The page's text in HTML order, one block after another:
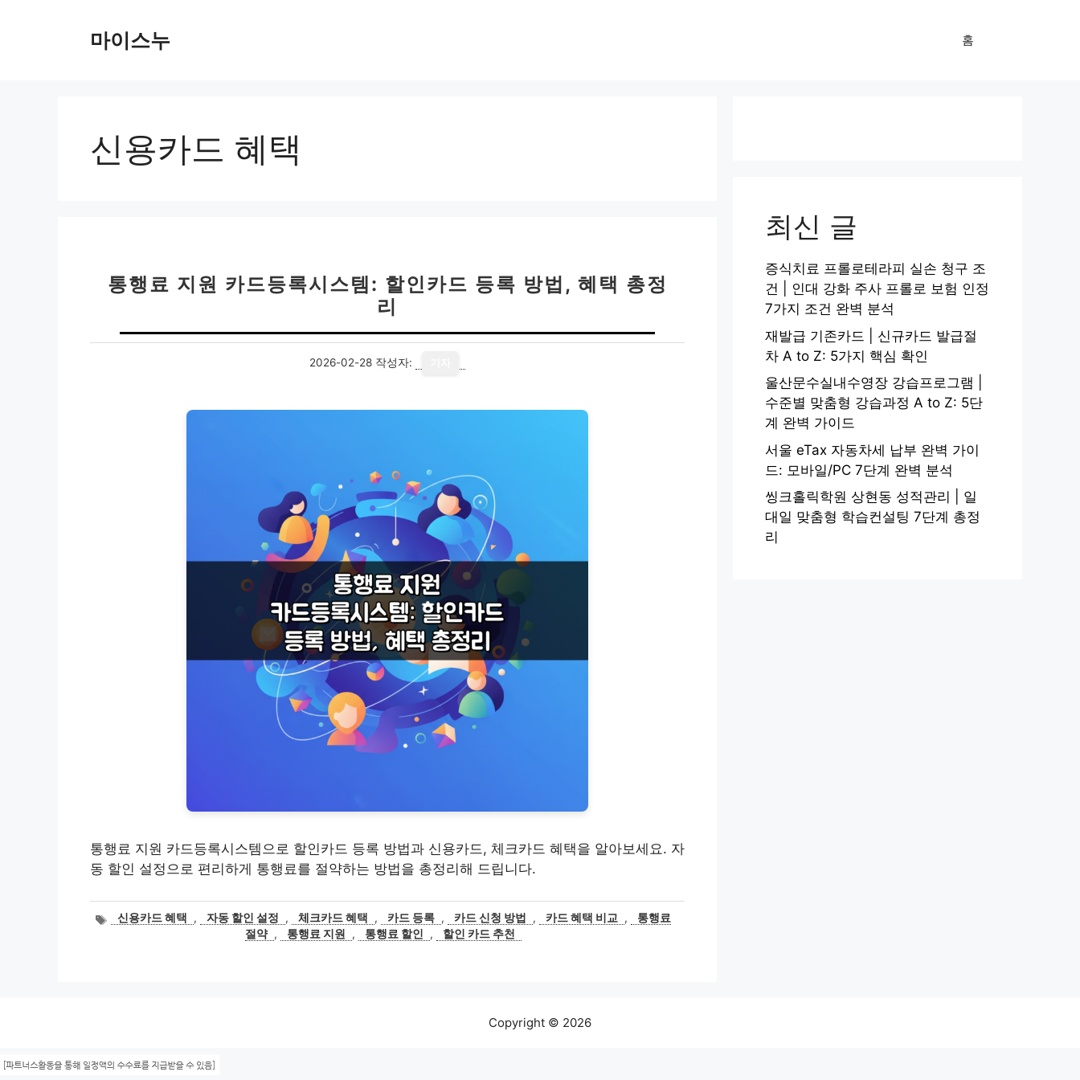
마이스누 홈
신용카드 혜택
통행료 지원 카드등록시스템: 할인카드 등록 방법, 혜택 총정
리
2026-02-28 작성자:
통행료 지원 카드등록시스템으로 할인카드 등록 방법과 신용카드, 체크카드 혜택을 알아보세요. 자
동 할인 설정으로 편리하게 통행료를 절약하는 방법을 총정리해 드립니다.
태신용카드 혜택 , 자동 할인 설정 , 체크카드 혜택 , 카드 등록 , 카드 신청 방법 , 카드 혜택 비교 ,
통행료
절약 , 통행료 지원 , 통행료 할인 , 할인 카드 추천
최신 글
증식치료 프롤로테라피 실손 청구 조
건 | 인대 강화 주사 프롤로 보험 인정
7가지 조건 완벽 분석
재발급 기존카드 | 신규카드 발급절
차 A to Z: 5가지 핵심 확인
울산문수실내수영장 강습프로그램 |
수준별 맞춤형 강습과정 A to Z: 5단
계 완벽 가이드
서울 eTax 자동차세 납부 완벽 가이
드: 모바일/PC 7단계 완벽 분석
씽크홀릭학원 상현동 성적관리 | 일
대일 맞춤형 학습컨설팅 7단계 총정
리
Copyright © 2026